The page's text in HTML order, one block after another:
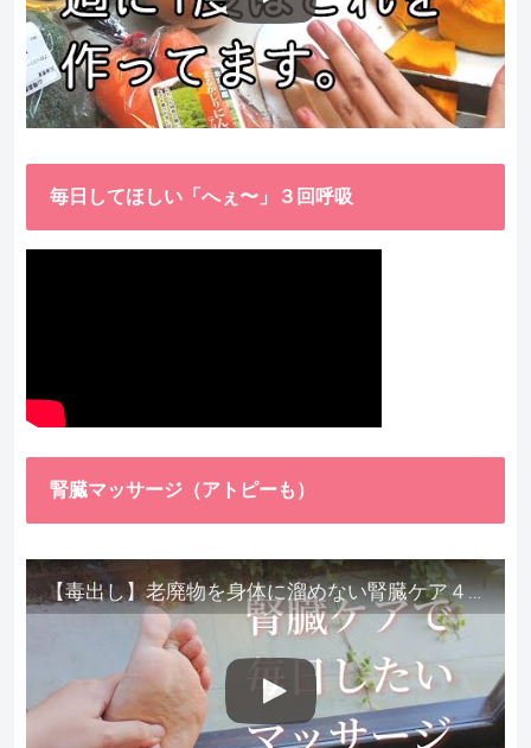
毎日してほしい「へぇ〜」３回呼吸
腎臓マッサージ（アトピーも）
【毒出し】老廃物を身体に溜めない腎臓ケア４種をご紹介します。